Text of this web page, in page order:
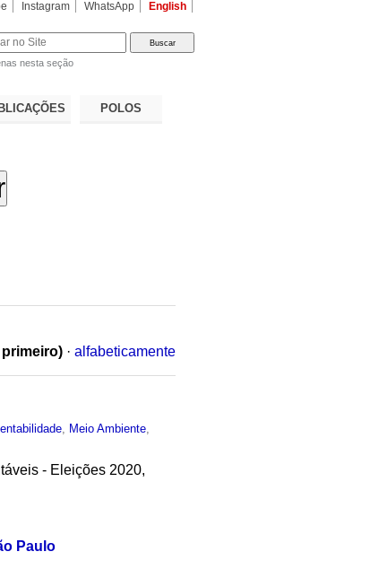
Instagram WhatsApp English
nesta seção
POLOS
· alfabeticamente
Meio Ambiente
- Eleições 2020,
Paulo